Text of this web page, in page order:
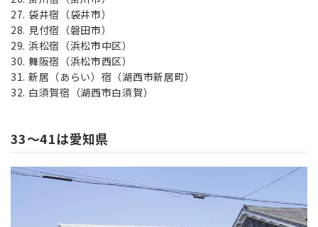
袋井宿（袋井市）
見付宿（磐田市）
浜松宿（浜松市中区）
舞阪宿（浜松市西区）
新居（あらい）宿（湖西市新居町）
白須賀宿（湖西市白須賀）
33～41は愛知県